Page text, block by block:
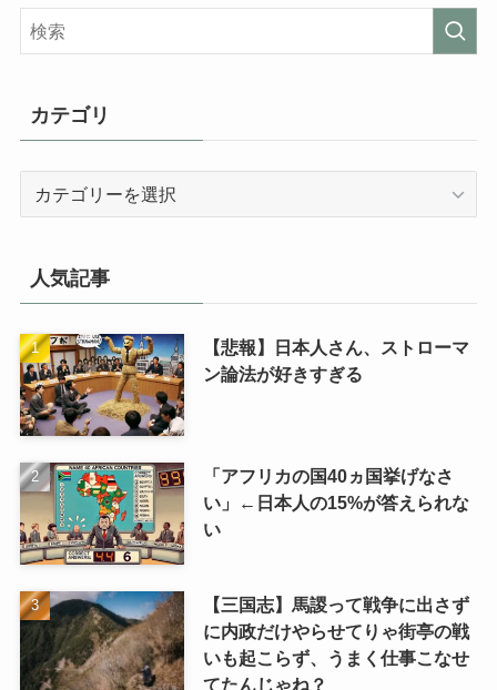
カテゴリ
人気記事
【悲報】日本人さん、ストローマ
ン論法が好きすぎる
「アフリカの国40ヵ国挙げなさ
い」←日本人の15%が答えられな
い
【三国志】馬謖って戦争に出さず
に内政だけやらせてりゃ街亭の戦
いも起こらず、うまく仕事こなせ
てたんじゃね？